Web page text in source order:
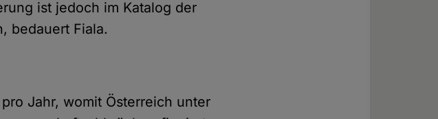
ist jedoch im Katalog der
bedauert Fiala.
Jahr, womit Österreich unter